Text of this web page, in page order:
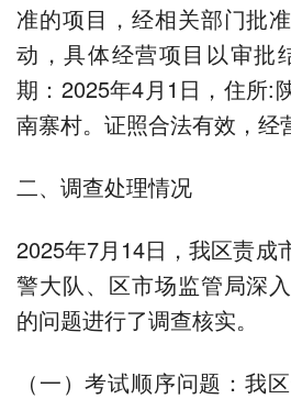
准的项目，经相关部门批
动，具体经营项目以审批
期：2025年4月1日，住所:
南寨村。证照合法有效，经
二、调查处理情况
2025年7月14日，我区责成
警大队、区市场监管局深
的问题进行了调查核实。
（一）考试顺序问题：我